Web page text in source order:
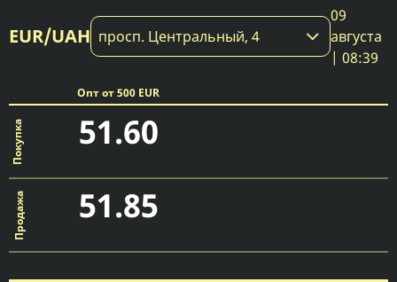
EUR/UAH просп. Центральный, 4
09
августа
| 08:39
Опт от 500 EUR
51.60
51.85